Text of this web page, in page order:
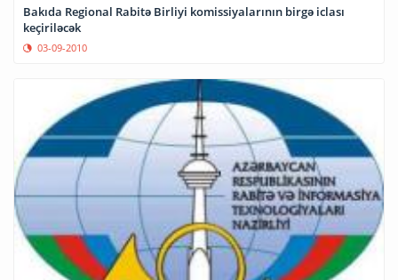
Bakıda Regional Rabitə Birliyi komissiyalarının birgə iclası
keçiriləcək
03-09-2010